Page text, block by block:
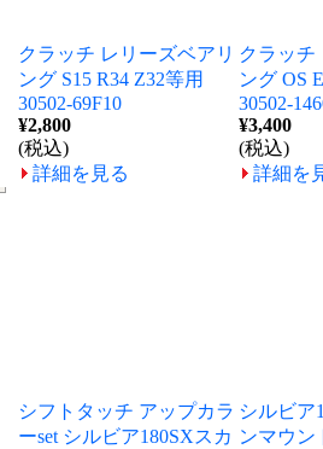
クラッチ レリーズベアリ
ング S15 R34 Z32等用
30502-69F10
¥2,800
(税込)
詳細を見る
クラッチ
ング OS
30502-
¥3,400
(税込)
詳細を
シフトタッチ アップカラ
ーset シルビア180SXスカ
シルビア
ンマウン